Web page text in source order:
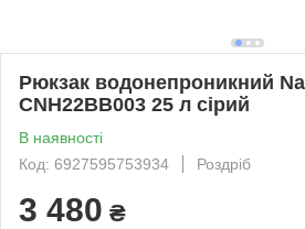
Рюкзак водонепроникний
CNH22BB003 25 л сірий
В наявності
Код: 6927595753934
Роздріб
3 480 ₴